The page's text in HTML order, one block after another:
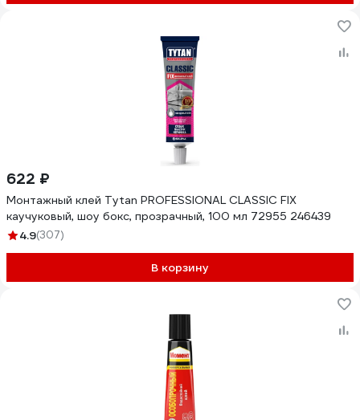
622 ₽
Монтажный клей Tytan PROFESSIONAL CLASSIC FIX
каучуковый, шоу бокс, прозрачный, 100 мл 72955 246439
4.9(307)
В корзину